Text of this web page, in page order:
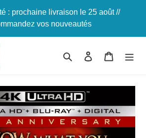
: prochaine livraison le 25 août //
vos nouveautés
RechercherSe connecter
Panier